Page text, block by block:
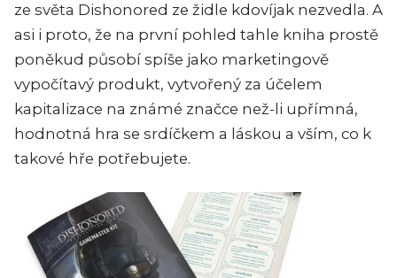
ze světa Dishonored ze židle kdovíjak nezvedla. A
asi i proto, že na první pohled tahle kniha prostě
poněkud působí spíše jako marketingově
vypočítavý produkt, vytvořený za účelem
kapitalizace na známé značce než-li upřímná,
hodnotná hra se srdíčkem a láskou a vším, co k
takové hře potřebujete.